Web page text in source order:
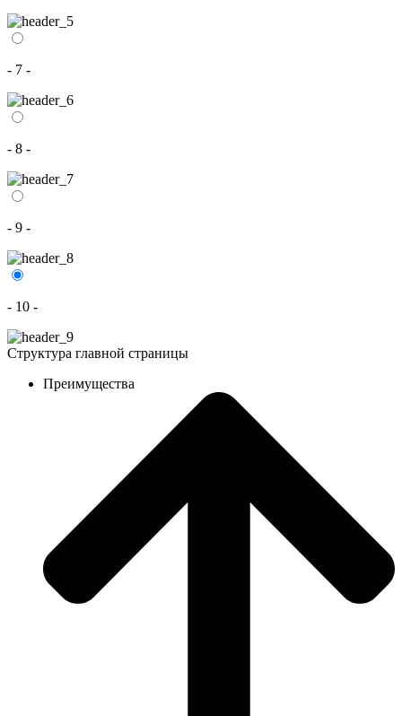
- 7 -
- 8 -
- 9 -
- 10 -
Структура главной страницы
Преимущества